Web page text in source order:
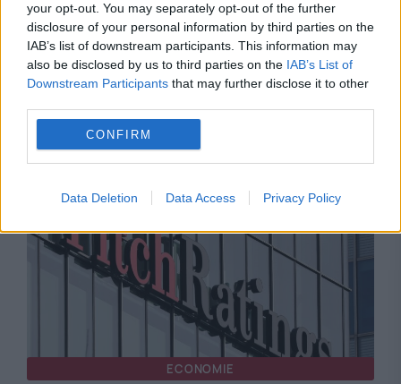
your opt-out. You may separately opt-out of the further
disclosure of your personal information by third parties on the
IAB’s list of downstream participants. This information may
also be disclosed by us to third parties on the IAB’s List of
Downstream Participants that may further disclose it to other
CONFIRM
Data Deletion Data Access Privacy Policy
POLITICA
Victor Ponta atacă dur Parlamentul și cere
numirea urgentă a unui premier: „Nici dacă ești
ChatGPT nu poți să le faci atât de repede”
ECONOMIE